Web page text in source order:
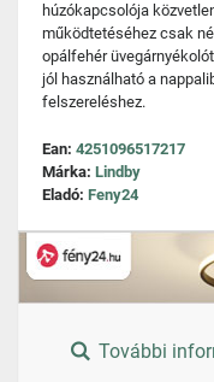
húzókapcsolója
működtetéséhez csak
opálfehér
jól használható a
felszereléshez.
Ean: 4251096517217
Márka: Lindby
Eladó: Feny24
További